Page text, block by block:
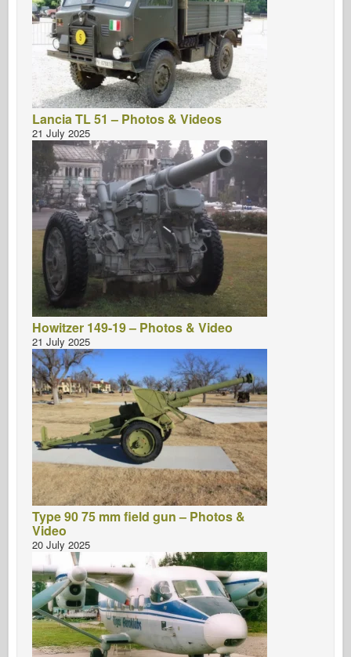
Lancia TL 51 – Photos & Videos
21 July 2025
Howitzer 149-19 – Photos & Video
21 July 2025
Type 90 75 mm field gun – Photos &
Video
20 July 2025